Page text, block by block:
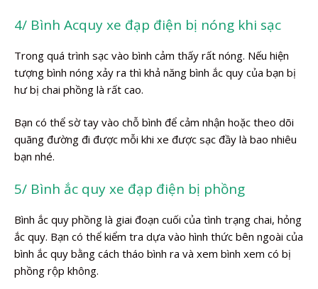
4/ Bình Acquy xe đạp điện bị nóng khi sạc
Trong quá trình sạc vào bình cảm thấy rất nóng. Nếu hiện
tượng bình nóng xảy ra thì khả năng bình ắc quy của bạn bị
hư bị chai phồng là rất cao.
Bạn có thể sờ tay vào chỗ bình để cảm nhận hoặc theo dõi
quãng đường đi được mỗi khi xe được sạc đầy là bao nhiêu
bạn nhé.
5/ Bình ắc quy xe đạp điện bị phồng
Bình ắc quy phồng là giai đoạn cuối của tình trạng chai, hỏng
ắc quy. Bạn có thể kiểm tra dựa vào hình thức bên ngoài của
bình ắc quy bằng cách tháo bình ra và xem bình xem có bị
phồng rộp không.